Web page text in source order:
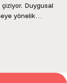
Duygusal
yönelik